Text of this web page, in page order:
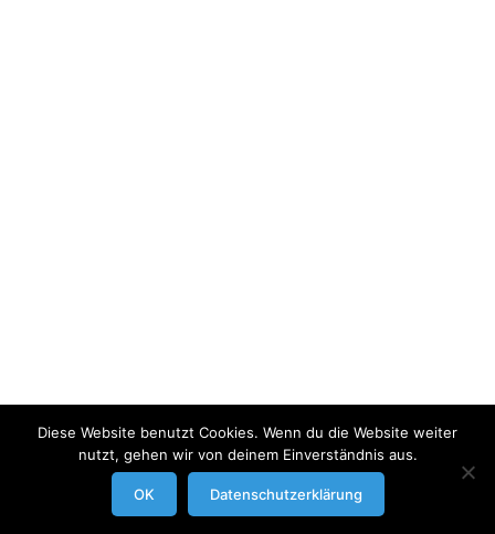
modrowgrafie.de © 2023 | Impressum/Datenschutzerklaerung
Businessportraits
Diese Website benutzt Cookies. Wenn du die Website weiter
nutzt, gehen wir von deinem Einverständnis aus.
OK Datenschutzerklärung